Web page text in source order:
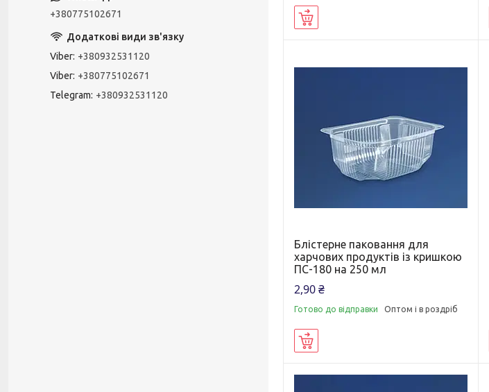
Блістерне паковання для
харчових продуктів із кришкою
ПС-180 на 250 мл
2,90 ₴
Готово до відправки Оптом і в роздріб
+380775102671
Viber +380932531120
Viber +380775102671
Telegram +380932531120